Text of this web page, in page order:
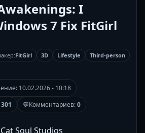
I
7 Fix FitGirl
FitGirl 3D Lifestyle
Third-person
10.02.2026 - 10:18
301 💬Комментариев:0
Soul Studios